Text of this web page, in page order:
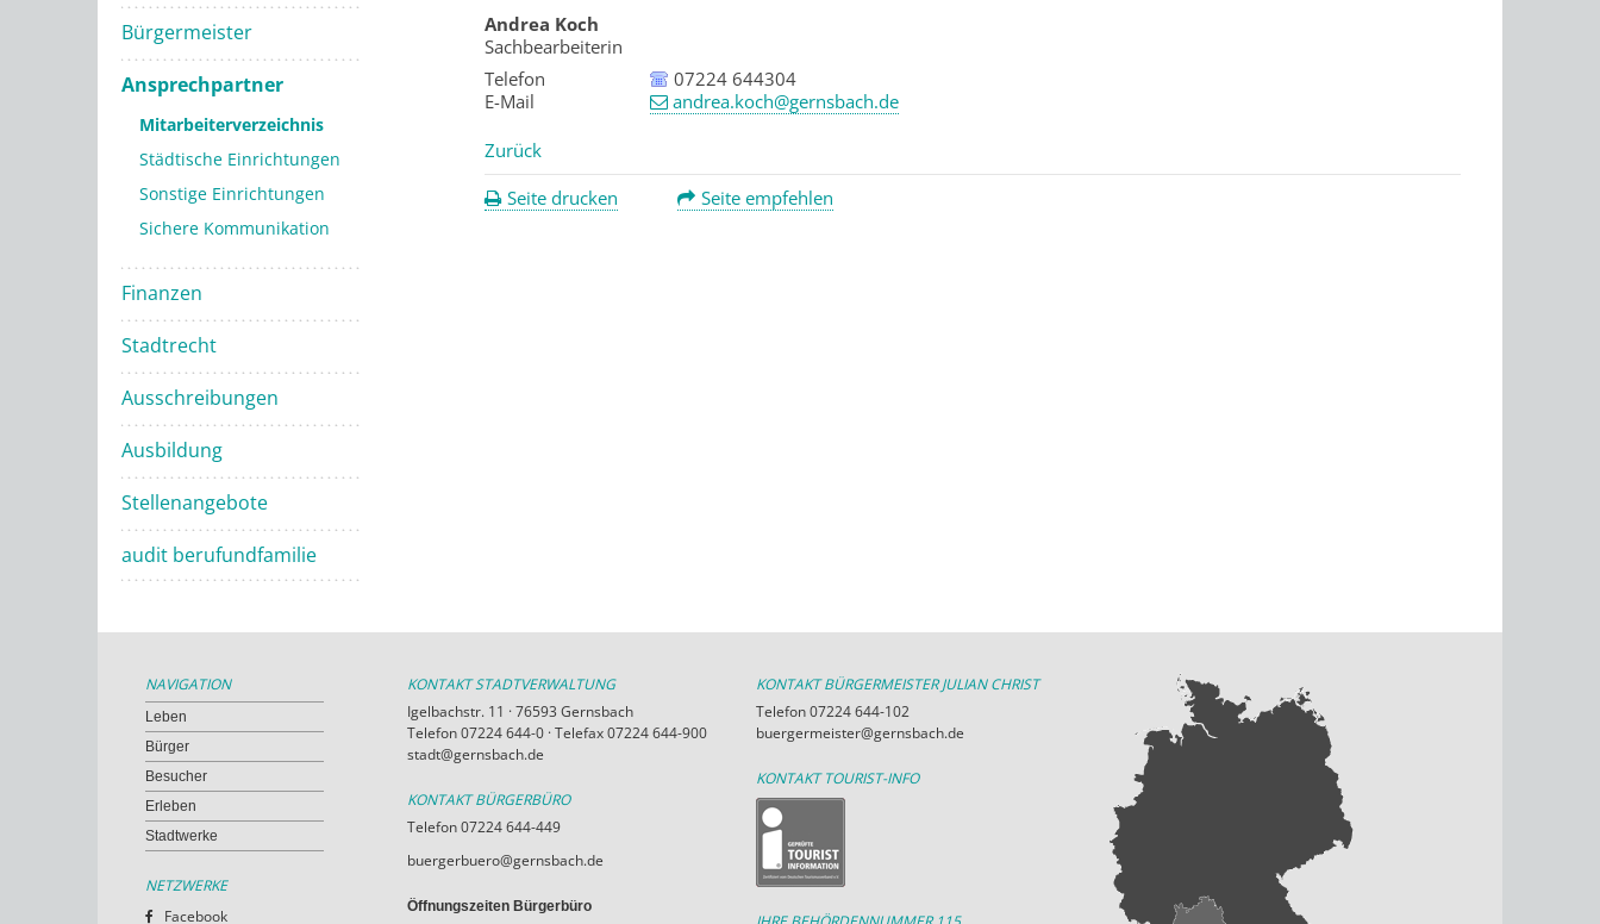
Bürgermeister
Ansprechpartner
Mitarbeiterverzeichnis
Städtische Einrichtungen
Sonstige Einrichtungen
Sichere Kommunikation
Finanzen
Stadtrecht
Ausschreibungen
Ausbildung
Stellenangebote
audit berufundfamilie
Andrea Koch
Sachbearbeiterin
Telefon
07224 644304
E-Mail
andrea.koch@gernsbach.de
Zurück
Seite drucken
Seite empfehlen
NAVIGATION
Leben
Bürger
Besucher
Erleben
Stadtwerke
NETZWERKE
Facebook
KONTAKT STADTVERWALTUNG
Igelbachstr. 11 · 76593 Gernsbach
Telefon 07224 644-0 · Telefax 07224 644-900
stadt@gernsbach.de
KONTAKT BÜRGERBÜRO
Telefon 07224 644-449
buergerbuero@gernsbach.de
Öffnungszeiten Bürgerbüro
KONTAKT BÜRGERMEISTER JULIAN CHRIST
Telefon 07224 644-102
buergermeister@gernsbach.de
KONTAKT TOURIST-INFO